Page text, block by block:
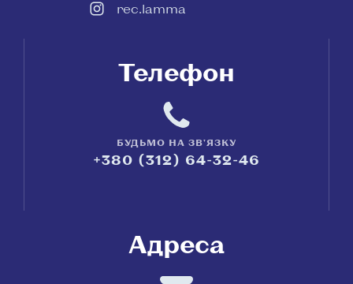
rec.lamma
Телефон
БУДЬМО НА ЗВ'ЯЗКУ
+380 (312) 64-32-46
Адреса